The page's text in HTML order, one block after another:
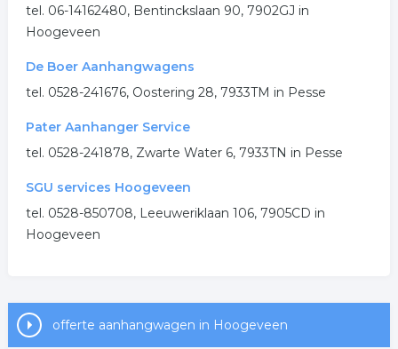
.tel. 06-14162480, Bentinckslaan 90, 7902GJ in
Hoogeveen
De Boer Aanhangwagens
tel. 0528-241676, Oostering 28, 7933TM in Pesse
Pater Aanhanger Service
tel. 0528-241878, Zwarte Water 6, 7933TN in Pesse
SGU services Hoogeveen
tel. 0528-850708, Leeuweriklaan 106, 7905CD in
Hoogeveen
offerte aanhangwagen in Hoogeveen